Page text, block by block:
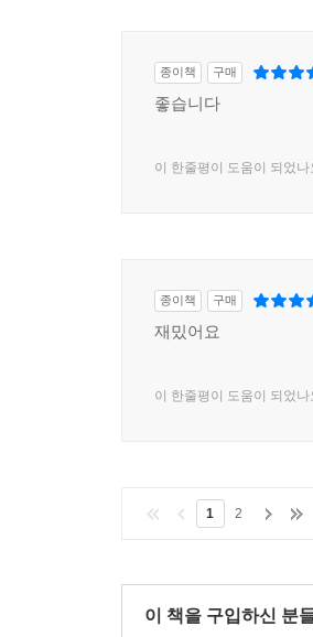
종이책 구매
좋습니다
이 한줄평이 도움이 되었나
종이책 구매
재밌어요
이 한줄평이 도움이 되었나
1 2
이 책을 구입하신 분